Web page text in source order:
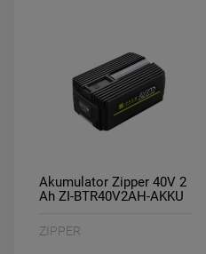
Akumulator Zipper 40V 2
Ah ZI-BTR40V2AH-AKKU
ZIPPER